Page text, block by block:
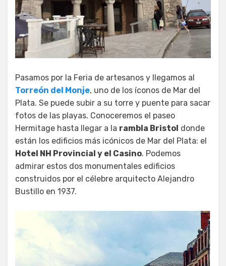
Pasamos por la Feria de artesanos y llegamos al
Torreón del Monje, uno de los íconos de Mar del
Plata. Se puede subir a su torre y puente para sacar
fotos de las playas. Conoceremos el paseo
Hermitage hasta llegar a la rambla Bristol donde
están los edificios más icónicos de Mar del Plata: el
Hotel NH Provincial y el Casino. Podemos
admirar estos dos monumentales edificios
construidos por el célebre arquitecto Alejandro
Bustillo en 1937.